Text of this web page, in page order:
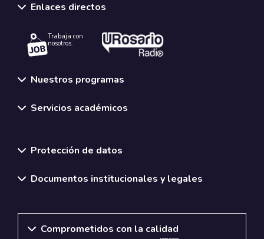
Enlaces directos
Trabaja con
nosotros.
Nuestros programas
Servicios académicos
Protección de datos
Documentos institucionales y legales
Comprometidos con la calidad